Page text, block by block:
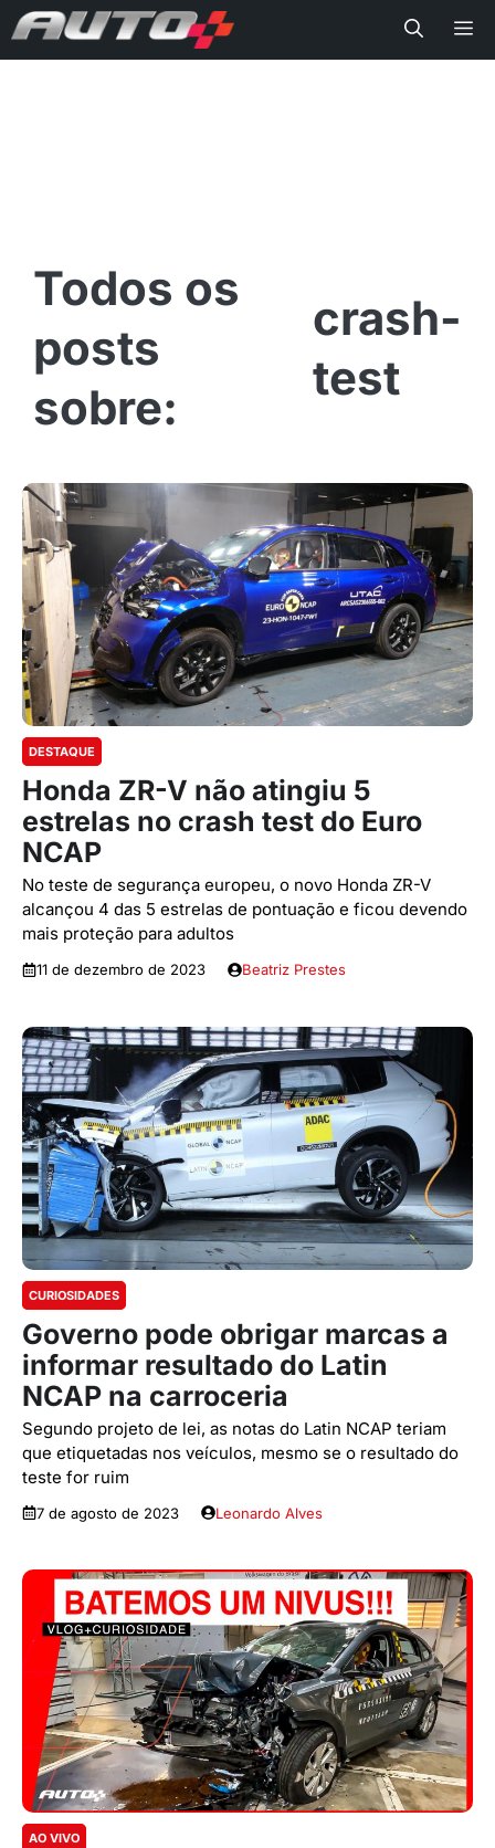
crash-
test
DESTAQUE
Honda ZR-V não atingiu 5
estrelas no crash test do Euro
NCAP
No teste de segurança europeu, o novo Honda ZR-V
alcançou 4 das 5 estrelas de pontuação e ficou devendo
mais proteção para adultos
11 de dezembro de 2023 Beatriz Prestes
CURIOSIDADES
Governo pode obrigar marcas a
informar resultado do Latin
NCAP na carroceria
Segundo projeto de lei, as notas do Latin NCAP teriam
que etiquetadas nos veículos, mesmo se o resultado do
teste for ruim
7 de agosto de 2023 Leonardo Alves
AO VIVO